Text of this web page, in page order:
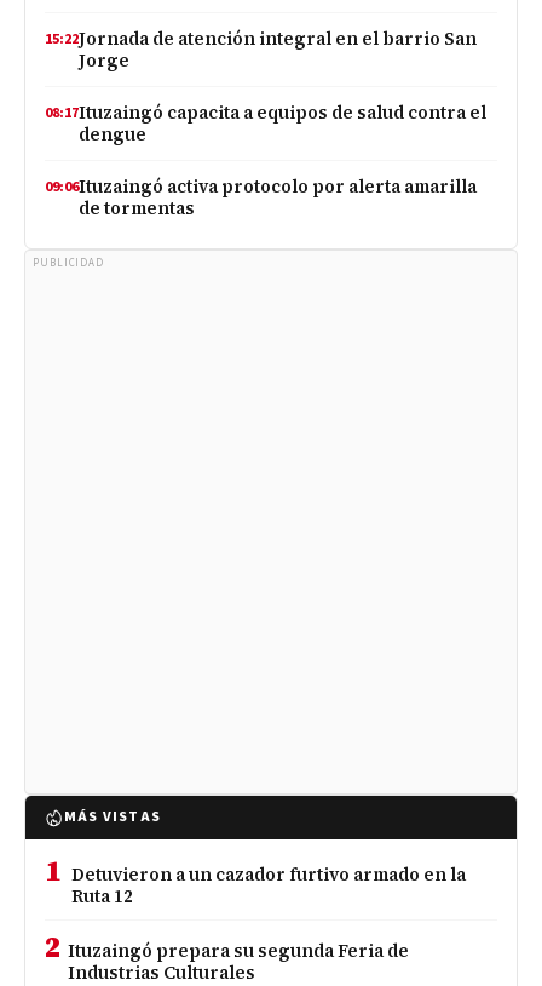
15:22Jornada de atención integral en el barrio San
Jorge
08:17Ituzaingó capacita a equipos de salud contra el
dengue
09:06Ituzaingó activa protocolo por alerta amarilla
de tormentas
PUBLICIDAD
MÁS VISTAS
1 Detuvieron a un cazador furtivo armado en la
Ruta 12
2 Ituzaingó prepara su segunda Feria de
Industrias Culturales